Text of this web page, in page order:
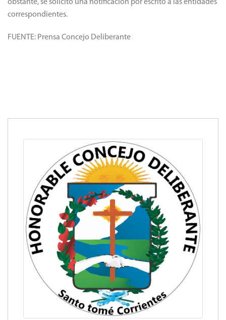
obstante, se solicitó una notificación por escrito a las entidades
correspondientes.
FUENTE: Prensa Concejo Deliberante